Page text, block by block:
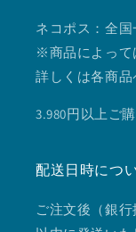
ネコポス：全国
※商品によって
詳しくは各商品
3.980円以上ご
配送日時につ
ご注文後（銀